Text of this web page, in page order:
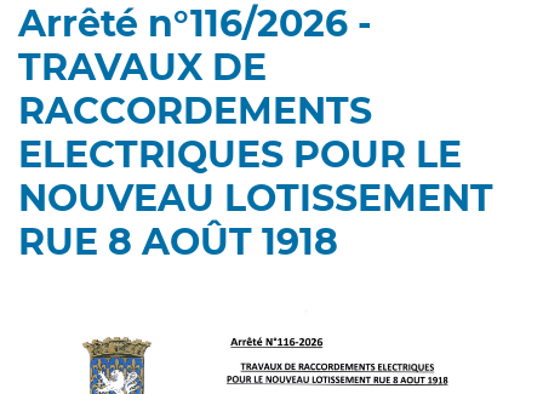
Arrêté n°116/2026 -
TRAVAUX DE
RACCORDEMENTS
ELECTRIQUES POUR LE
NOUVEAU LOTISSEMENT
RUE 8 AOÛT 1918